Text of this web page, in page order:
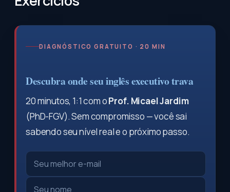
DIAGNÓSTICO GRATUITO · 20 MIN
Descubra onde seu inglês executivo trava
20 minutos, 1:1 com oProf. Micael Jardim
(PhD-FGV). Sem compromisso — você sai
sabendo seu nível real e o próximo passo.